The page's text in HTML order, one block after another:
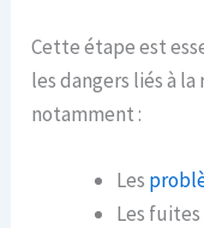
Cette étape est
les dangers liés à
notamment :
Les
Les fuites